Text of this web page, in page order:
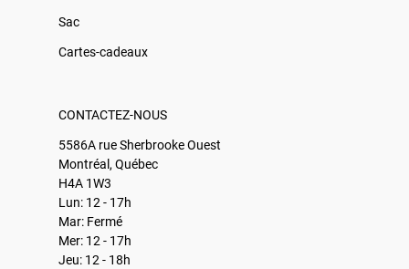
Sac
Cartes-cadeaux
CONTACTEZ-NOUS
5586A rue Sherbrooke Ouest
Montréal, Québec
H4A 1W3
Lun: 12 - 17h
Mar: Fermé
Mer: 12 - 17h
Jeu: 12 - 18h